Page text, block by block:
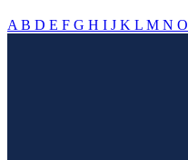
A B D E F G H I J K L M N O